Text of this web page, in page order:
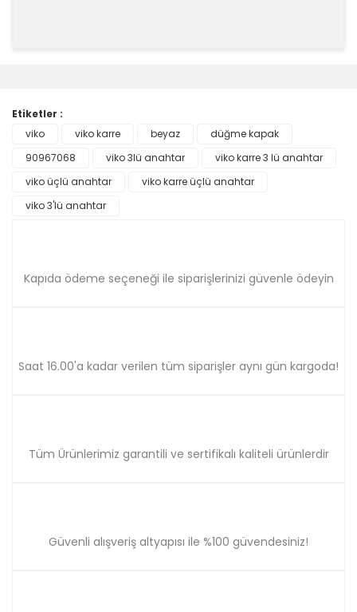
Ürün resmi kalitesiz, bozuk veya görüntülenemiyor.
Ürün açıklamasında eksik bilgiler bulunuyor.
Ürün bilgilerinde hatalar bulunuyor.
Ürün fiyatı diğer sitelerden daha pahalı.
Etiketler :
viko
viko karre beyaz
düğme kapak
90967068
viko 3lü anahtar
viko karre 3 lü anahtar
viko üçlü anahtar
viko karre üçlü anahtar
viko 3'lü anahtar
Kapıda ödeme seçeneği ile siparişlerinizi güvenle ödeyin
Saat 16.00'a kadar verilen tüm siparişler aynı gün kargoda!
Tüm Ürünlerimiz garantili ve sertifikalı kaliteli ürünlerdir
Güvenli alışveriş altyapısı ile %100 güvendesiniz!